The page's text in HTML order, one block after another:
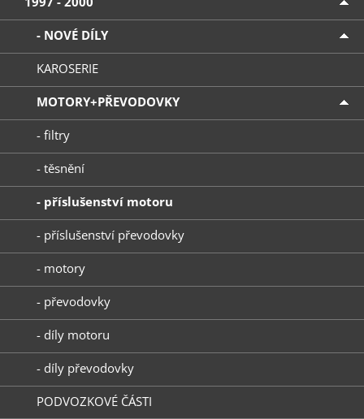
- NOVÉ DÍLY
KAROSERIE
MOTORY+PŘEVODOVKY
- filtry
- těsnění
- příslušenství motoru
- příslušenství převodovky
- motory
- převodovky
- díly motoru
- díly převodovky
PODVOZKOVÉ ČÁSTI